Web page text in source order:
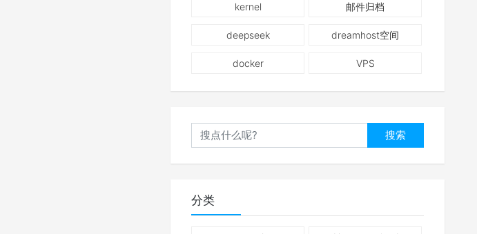
kernel 邮件归档
deepseek dreamhost空间
docker VPS
搜索
分类